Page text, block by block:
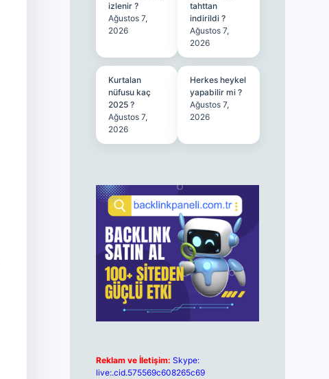
izlenir ?
Ağustos 7,
2026
tahttan
indirildi ?
Ağustos 7,
2026
Kurtalan
nüfusu kaç
2025 ?
Ağustos 7,
2026
Herkes heykel
yapabilir mi ?
Ağustos 7,
2026
Reklam ve İletişim: Skype:
live:.cid.575569c608265c69